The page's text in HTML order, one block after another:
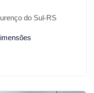
do Sul-RS